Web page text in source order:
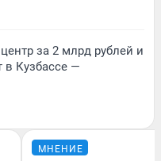
за 2 млрд рублей и
в Кузбассе —
МНЕНИЕ